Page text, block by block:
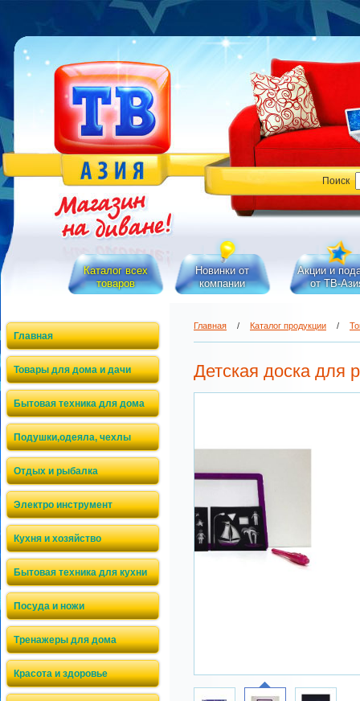
Поиск
Каталог всех
товаров
Новинки от
компании
Акции и
от ТВ-
Главная
Товары для дома и дачи
Бытовая техника для дома
Подушки,одеяла, чехлы
Отдых и рыбалка
Электро инструмент
Кухня и хозяйство
Бытовая техника для кухни
Посуда и ножи
Тренажеры для дома
Красота и здоровье
Главная / Каталог продукции /
Детская доска для